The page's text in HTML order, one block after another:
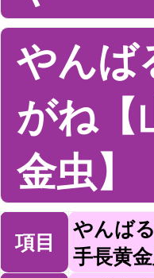
やんば
がね【
金虫】
項目
やんば
手長黄金